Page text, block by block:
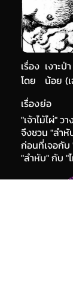
เรื่อง เงาะป่า
น้อย (
โดย
เรื่องย่อ
"เจ้าไม้ไผ่"
จึงชวน "ลำหั
ก่อนที่เจอกับ
"ลำหับ" กับ "